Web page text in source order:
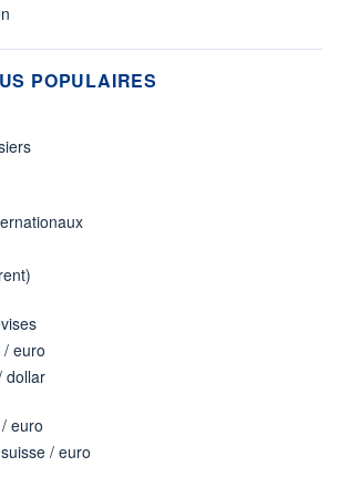
POPULAIRES
euro
dollar
euro
/ euro